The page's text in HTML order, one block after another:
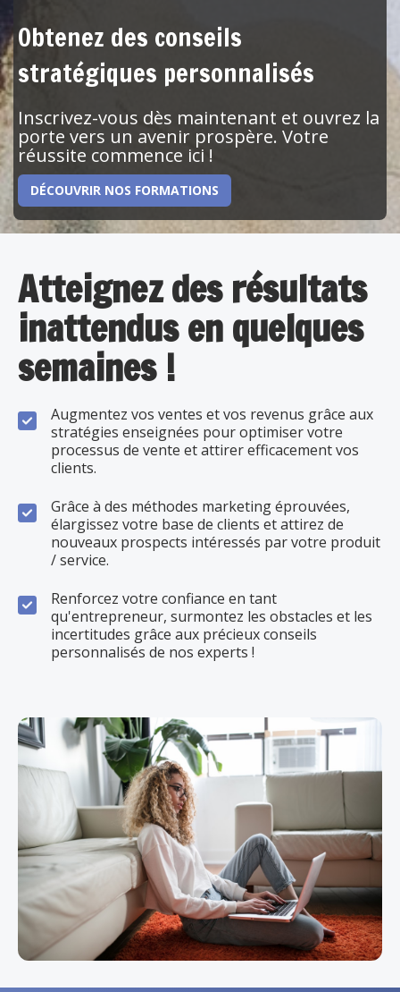
Obtenez des conseils
stratégiques personnalisés
Inscrivez-vous dès maintenant et ouvrez la
porte vers un avenir prospère. Votre
réussite commence ici !
DÉCOUVRIR NOS FORMATIONS
Atteignez des résultats
inattendus en quelques
semaines !
Augmentez vos ventes et vos revenus grâce aux
stratégies enseignées pour optimiser votre
processus de vente et attirer efficacement vos
clients.
Grâce à des méthodes marketing éprouvées,
élargissez votre base de clients et attirez de
nouveaux prospects intéressés par votre produit
/ service.
Renforcez votre confiance en tant
qu'entrepreneur, surmontez les obstacles et les
incertitudes grâce aux précieux conseils
personnalisés de nos experts !